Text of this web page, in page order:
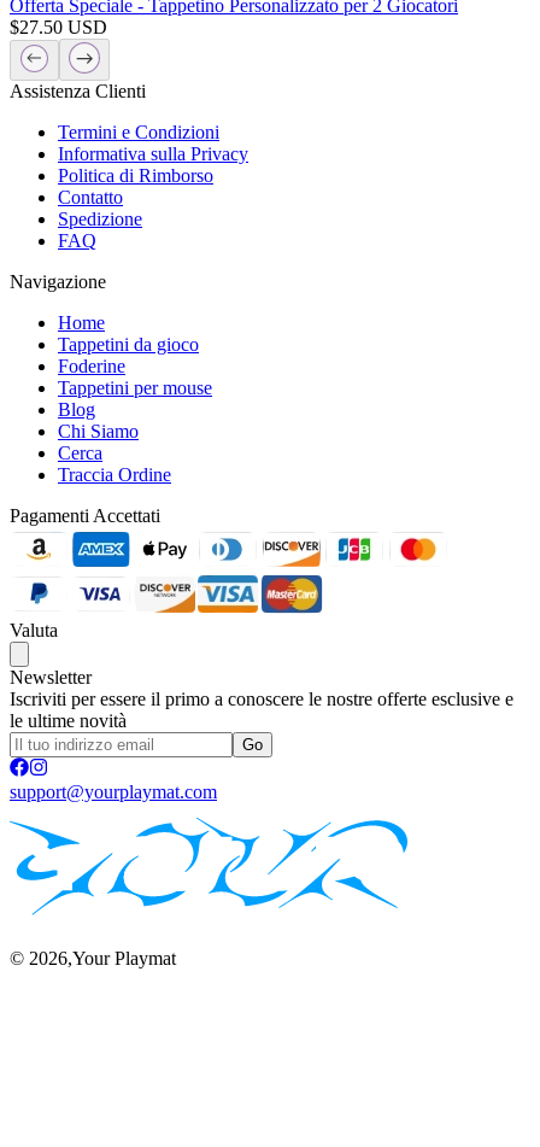
Offerta Speciale - Tappetino Personalizzato per 2 Giocatori
$27.50 USD
Assistenza Clienti
Termini e Condizioni
Informativa sulla Privacy
Politica di Rimborso
Contatto
Spedizione
FAQ
Navigazione
Home
Tappetini da gioco
Foderine
Tappetini per mouse
Blog
Chi Siamo
Cerca
Traccia Ordine
Pagamenti Accettati
Valuta
Newsletter
Iscriviti per essere il primo a conoscere le nostre offerte esclusive e
le ultime novità
Go
support@yourplaymat.com
© 2026,Your Playmat